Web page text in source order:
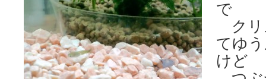
で
クリ
てゆ
けど